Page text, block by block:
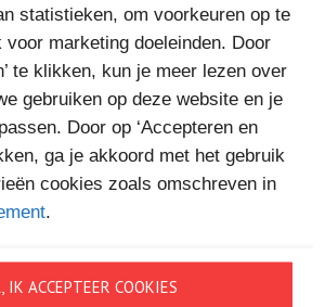
statistieken, om voorkeuren op te
voor marketing doeleinden. Door
te klikken, kun je meer lezen over
gebruiken op deze website en je
Door op ‘Accepteren en
ga je akkoord met het gebruik
cookies zoals omschreven in
.
IK ACCEPTEER COOKIES
BOEKEN VAN